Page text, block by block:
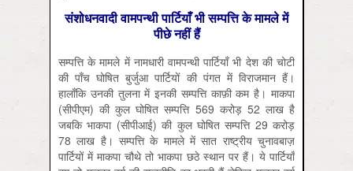
संशोधनवादी वामपन्थी पार्टियाँ भी सम्पत्ति के मामले में
पीछे नहीं हैं
सम्पत्ति के मामले में नामधारी वामपन्थी पार्टियाँ भी देश की चोटी
की पाँच घोषित बुर्जुआ पार्टियों की पंगत में विराजमान हैं।
हालाँकि उनकी तुलना में इनकी सम्पत्ति काफ़ी कम है। माकपा
(सीपीएम) की कुल घोषित सम्पत्ति 569 करोड़ 52 लाख है
जबकि भाकपा (सीपीआई) की कुल घोषित सम्पत्ति 29 करोड़
78 लाख है। सम्पत्ति के मामले में सात राष्ट्रीय चुनावबाज़
पार्टियों में माकपा चौथे तो भाकपा छठे स्थान पर हैं। ये पार्टियाँ